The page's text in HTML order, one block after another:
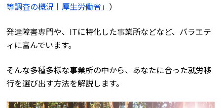
等調査の概況丨厚生労働省」 ）
発達障害専門や、ITに特化した事業所などなど、バラエテ
ィに富んでいます。
そんな多種多様な事業所の中から、あなたに合った就労移
行を選び出す方法を解説します。